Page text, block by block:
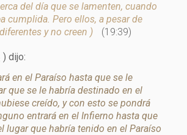
del día que se lamenten, cuando
cumplida. Pero ellos, a pesar de
y no creen )
(19:39)
) dijo:
en el Paraíso hasta que se le
que se le habría destinado en el
creído, y con esto se pondrá
entrará en el Infierno hasta que
lugar que habría tenido en el Paraíso